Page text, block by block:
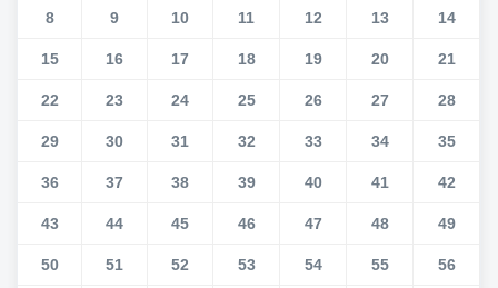
8 9 10 11 12 13 14
15 16 17 18 19 20 21
22 23 24 25 26 27 28
29 30 31 32 33 34 35
36 37 38 39 40 41 42
43 44 45 46 47 48 49
50 51 52 53 54 55 56